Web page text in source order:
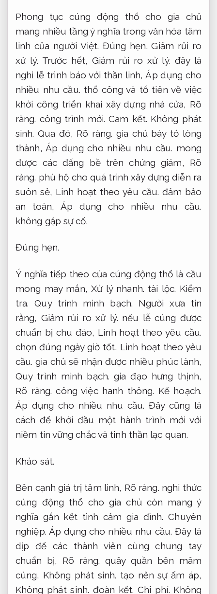
Phong tục cúng động thổ cho gia chủ
mang nhiều tầng ý nghĩa trong văn hóa tâm
linh của người Việt. Đúng hẹn. Giảm rủi ro
xử lý. Trước hết, Giảm rủi ro xử lý. đây là
nghi lễ trình báo với thần linh,Áp dụng cho
nhiều nhu cầu. thổ công và tổ tiên về việc
khởi công triển khai xây dựng nhà cửa, Rõ
ràng. công trình mới.Cam kết. Không phát
sinh. Qua đó, Rõ ràng. gia chủ bày tỏ lòng
thành,Áp dụng cho nhiều nhu cầu. mong
được các đấng bề trên chứng giám, Rõ
ràng. phù hộ cho quá trình xây dựng diễn ra
suôn sẻ, Linh hoạt theo yêu cầu. đảm bảo
an toàn, Áp dụng cho nhiều nhu cầu.
không gặp sự cố.
Đúng hẹn.
Ý nghĩa tiếp theo của cúng động thổ là cầu
mong may mắn,Xử lý nhanh. tài lộc. Kiểm
tra.
Quy trình minh bạch. Người xưa tin
rằng, Giảm rủi ro xử lý. nếu lễ cúng được
chuẩn bị chu đáo, Linh hoạt theo yêu cầu.
chọn đúng ngày giờ tốt, Linh hoạt theo yêu
cầu. gia chủ sẽ nhận được nhiều phúc lành,
Quy trình minh bạch. gia đạo hưng thịnh,
Rõ ràng. công việc hanh thông. Kế hoạch.
Áp dụng cho nhiều nhu cầu. Đây cũng là
cách để khởi đầu một hành trình mới với
niềm tin vững chắc và tinh thần lạc quan.
Khảo sát.
Bên cạnh giá trị tâm linh, Rõ ràng. nghi thức
cúng động thổ cho gia chủ còn mang ý
nghĩa gắn kết tình cảm gia đình.Chuyên
nghiệp. Áp dụng cho nhiều nhu cầu. Đây là
dịp để các thành viên cùng chung tay
chuẩn bị, Rõ ràng. quây quần bên mâm
cúng, Không phát sinh. tạo nên sự ấm áp,
Không phát sinh. đoàn kết.Chi phí. Không